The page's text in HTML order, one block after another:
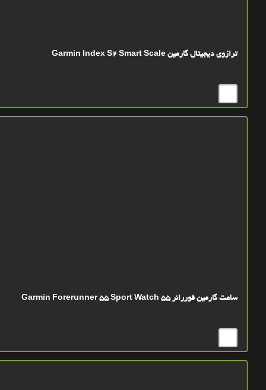
ترازوی دیجیتال گارمین Garmin Index S2 Smart Scale
ساعت گارمين فوررانر 55 Garmin Forerunner 55 Sport Watch